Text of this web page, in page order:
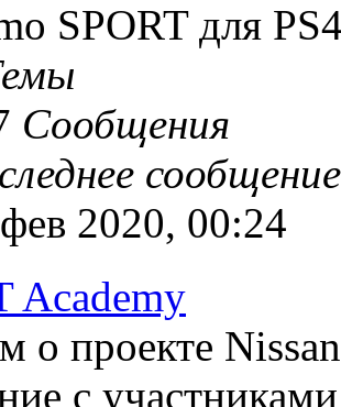
SPORT для
Сообщения
сообщение
2020, 00:24
Academy
о проекте
с